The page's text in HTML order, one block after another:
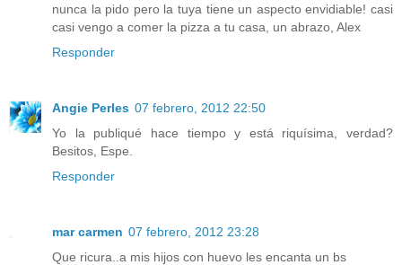
nunca la pido pero la tuya tiene un aspecto envidiable! casi
casi vengo a comer la pizza a tu casa, un abrazo, Alex
Responder
Angie Perles 07 febrero, 2012 22:50
Yo la publiqué hace tiempo y está riquísima, verdad?
Besitos, Espe.
Responder
mar carmen 07 febrero, 2012 23:28
Que ricura..a mis hijos con huevo les encanta un bs